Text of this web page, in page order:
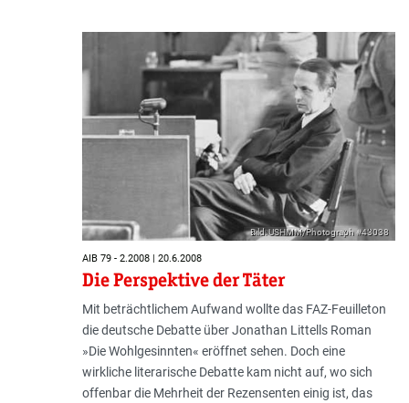
Bild: USHMM/Photograph #43038
AIB 79 - 2.2008 | 20.6.2008
Die Perspektive der Täter
Mit beträchtlichem Aufwand wollte das FAZ-Feuilleton
die deutsche Debatte über Jonathan Littells Roman
»Die Wohlgesinnten« eröffnet sehen. Doch eine
wirkliche literarische Debatte kam nicht auf, wo sich
offenbar die Mehrheit der Rezensenten einig ist, das